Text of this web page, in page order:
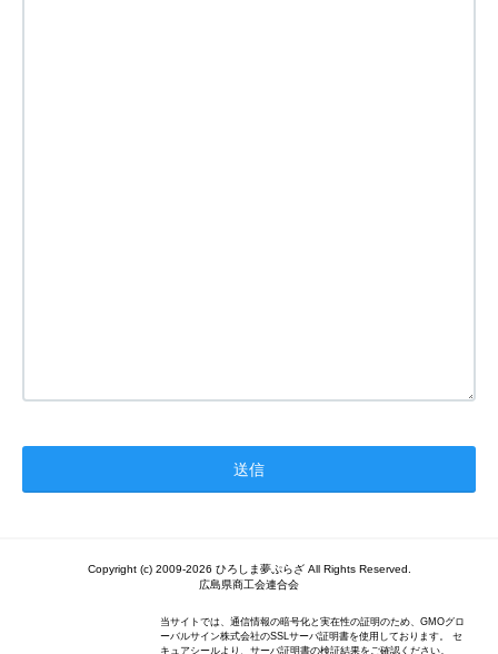
Copyright (c) 2009-2026 ひろしま夢ぷらざ All Rights Reserved.
広島県商工会連合会
当サイトでは、通信情報の暗号化と実在性の証明のため、GMOグロ
ーバルサイン株式会社のSSLサーバ証明書を使用しております。 セ
キュアシールより、サーバ証明書の検証結果をご確認ください。